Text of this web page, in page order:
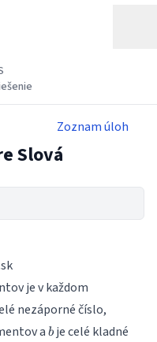
Zoznam úloh
Slová
je v každom
nezáporné číslo,
a b
bje celé kladné